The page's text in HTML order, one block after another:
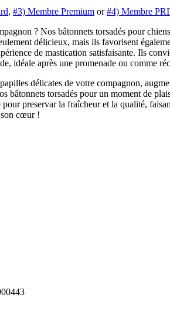
, #3) Membre Premium or#4) Membre
? Nos bâtonnets torsadés pour
délicieux, mais ils favorisent
de mastication satisfaisante. Ils
idéale après une promenade ou comme
délicates de votre compagnon,
bâtonnets torsadés pour un moment de
preservar la fraîcheur et la qualité,
son cœur !